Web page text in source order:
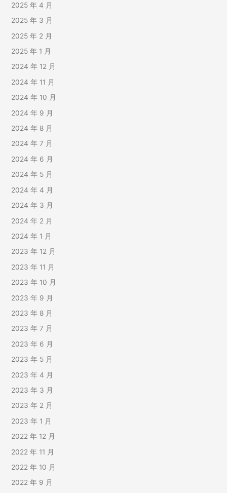
2025 年 4 月
2025 年 3 月
2025 年 2 月
2025 年 1 月
2024 年 12 月
2024 年 11 月
2024 年 10 月
2024 年 9 月
2024 年 8 月
2024 年 7 月
2024 年 6 月
2024 年 5 月
2024 年 4 月
2024 年 3 月
2024 年 2 月
2024 年 1 月
2023 年 12 月
2023 年 11 月
2023 年 10 月
2023 年 9 月
2023 年 8 月
2023 年 7 月
2023 年 6 月
2023 年 5 月
2023 年 4 月
2023 年 3 月
2023 年 2 月
2023 年 1 月
2022 年 12 月
2022 年 11 月
2022 年 10 月
2022 年 9 月